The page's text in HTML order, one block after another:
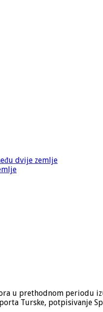
dvije zemlje
u prethodnom periodu
Turske, potpisivanje